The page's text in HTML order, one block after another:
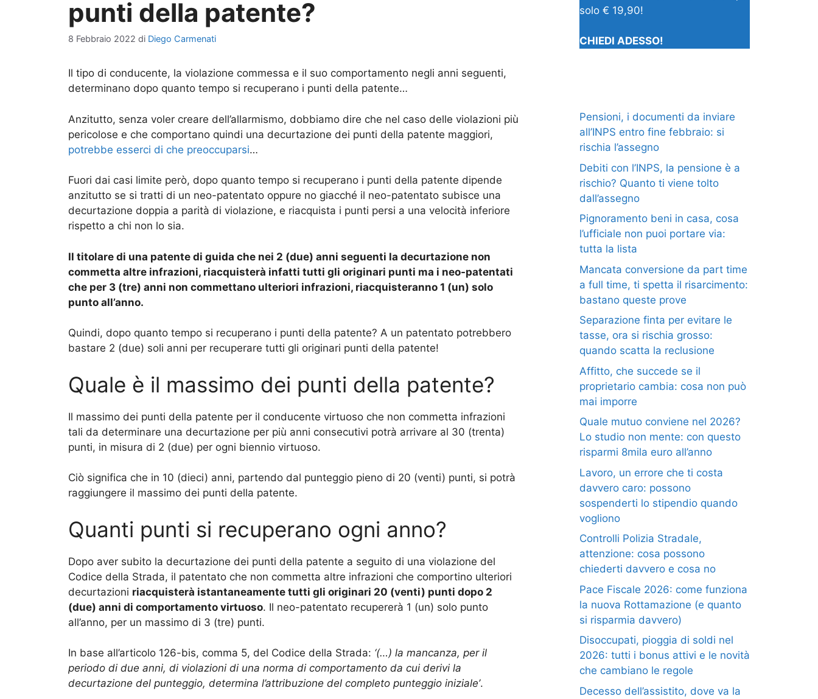
punti della patente?
8 Febbraio 2022 di Diego Carmenati
Il tipo di conducente, la violazione commessa e il suo comportamento negli anni seguenti,
determinano dopo quanto tempo si recuperano i punti della patente…
Anzitutto, senza voler creare dell’allarmismo, dobbiamo dire che nel caso delle violazioni più
pericolose e che comportano quindi una decurtazione dei punti della patente maggiori,
potrebbe esserci di che preoccuparsi…
Fuori dai casi limite però, dopo quanto tempo si recuperano i punti della patente dipende
anzitutto se si tratti di un neo-patentato oppure no giacché il neo-patentato subisce una
decurtazione doppia a parità di violazione, e riacquista i punti persi a una velocità inferiore
rispetto a chi non lo sia.
Il titolare di una patente di guida che nei 2 (due) anni seguenti la decurtazione non
commetta altre infrazioni, riacquisterà infatti tutti gli originari punti ma i neo-patentati
che per 3 (tre) anni non commettano ulteriori infrazioni, riacquisteranno 1 (un) solo
punto all’anno.
Quindi, dopo quanto tempo si recuperano i punti della patente? A un patentato potrebbero
bastare 2 (due) soli anni per recuperare tutti gli originari punti della patente!
Quale è il massimo dei punti della patente?
Il massimo dei punti della patente per il conducente virtuoso che non commetta infrazioni
tali da determinare una decurtazione per più anni consecutivi potrà arrivare al 30 (trenta)
punti, in misura di 2 (due) per ogni biennio virtuoso.
Ciò significa che in 10 (dieci) anni, partendo dal punteggio pieno di 20 (venti) punti, si potrà
raggiungere il massimo dei punti della patente.
Quanti punti si recuperano ogni anno?
Dopo aver subito la decurtazione dei punti della patente a seguito di una violazione del
Codice della Strada, il patentato che non commetta altre infrazioni che comportino ulteriori
decurtazioni riacquisterà istantaneamente tutti gli originari 20 (venti) punti dopo 2
(due) anni di comportamento virtuoso. Il neo-patentato recupererà 1 (un) solo punto
all’anno, per un massimo di 3 (tre) punti.
In base all’articolo 126-bis, comma 5, del Codice della Strada: ‘(…) la mancanza, per il
periodo di due anni, di violazioni di una norma di comportamento da cui derivi la
decurtazione del punteggio, determina l’attribuzione del completo punteggio iniziale’.
solo € 19,90!
CHIEDI ADESSO!
Pensioni, i documenti da inviare
all’INPS entro fine febbraio: si
rischia l’assegno
Debiti con l’INPS, la pensione è a
rischio? Quanto ti viene tolto
dall’assegno
Pignoramento beni in casa, cosa
l’ufficiale non puoi portare via:
tutta la lista
Mancata conversione da part time
a full time, ti spetta il risarcimento:
bastano queste prove
Separazione finta per evitare le
tasse, ora si rischia grosso:
quando scatta la reclusione
Affitto, che succede se il
proprietario cambia: cosa non può
mai imporre
Quale mutuo conviene nel 2026?
Lo studio non mente: con questo
risparmi 8mila euro all’anno
Lavoro, un errore che ti costa
davvero caro: possono
sospenderti lo stipendio quando
vogliono
Controlli Polizia Stradale,
attenzione: cosa possono
chiederti davvero e cosa no
Pace Fiscale 2026: come funziona
la nuova Rottamazione (e quanto
si risparmia davvero)
Disoccupati, pioggia di soldi nel
2026: tutti i bonus attivi e le novità
che cambiano le regole
Decesso dell’assistito, dove va la